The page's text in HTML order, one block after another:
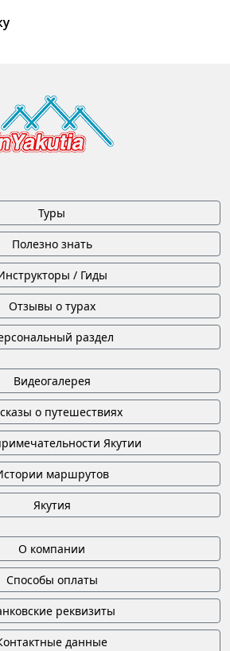
Туры
Полезно знать
/ Гиды
Отзывы о турах
раздел
Видеогалерея
о путешествиях
Якутии
маршрутов
Якутия
О компании
Способы оплаты
реквизиты
данные